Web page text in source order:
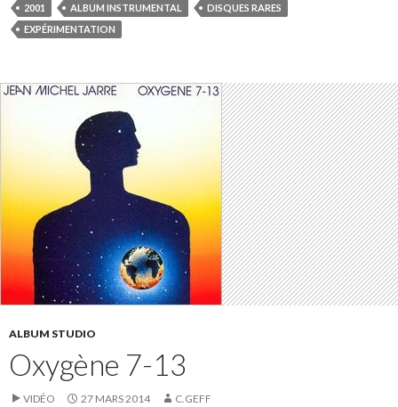
2001 ALBUM INSTRUMENTAL
DISQUES RARES
EXPÉRIMENTATION
ALBUM STUDIO
Oxygène 7-13
VIDÉO 27 MARS 2014 C.GEFF